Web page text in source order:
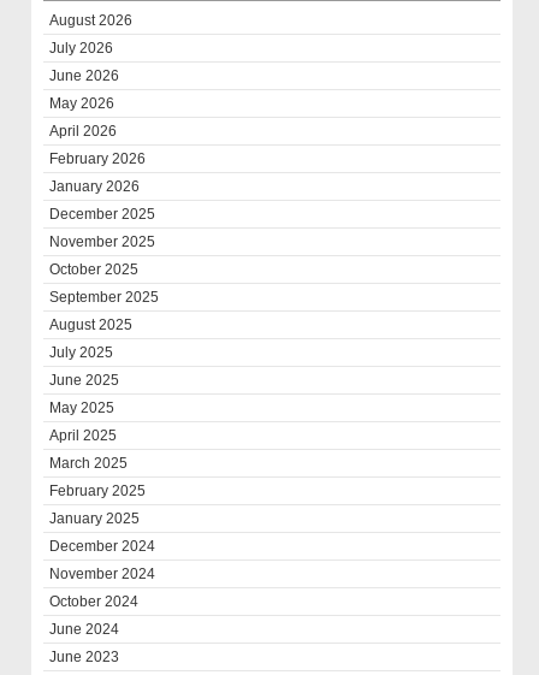
August 2026
July 2026
June 2026
May 2026
April 2026
February 2026
January 2026
December 2025
November 2025
October 2025
September 2025
August 2025
July 2025
June 2025
May 2025
April 2025
March 2025
February 2025
January 2025
December 2024
November 2024
October 2024
June 2024
June 2023